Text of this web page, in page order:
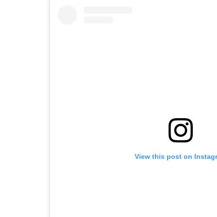
View this post on